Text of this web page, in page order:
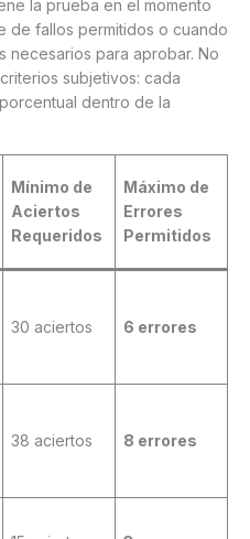
la prueba en el momento
de fallos permitidos o cuando
necesarios para aprobar. No
subjetivos: cada
dentro de la
Mínimo de
Aciertos
Requeridos
Máximo de
Errores
Permitidos
30 aciertos 6 errores
38 aciertos 8 errores